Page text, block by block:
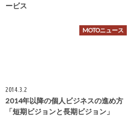
ービス
MOTOニュース
2014.3.2
2014年以降の個人ビジネスの進め方
「短期ビジョンと長期ビジョン」